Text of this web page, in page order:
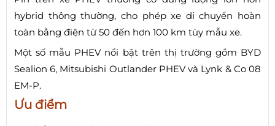
hybrid thông thường, cho phép xe di chuyển hoàn
toàn bằng điện từ 50 đến hơn 100 km tùy mẫu xe.
Một số mẫu PHEV nổi bật trên thị trường gồm BYD
Sealion 6, Mitsubishi Outlander PHEV và Lynk & Co 08
EM-P.
Ưu điểm